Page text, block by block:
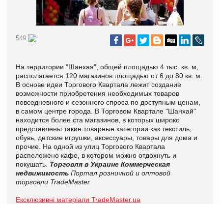
549
На территории "Шанхая", общей площадью 4 тыс. кв. м,
располагается 120 магазинов площадью от 6 до 80 кв. м.
В основе идеи Торгового Квартала лежит создание
возможности приобретения необходимых товаров
повседневного и сезонного спроса по доступным ценам,
в самом центре города. В Торговом Квартале "Шанхай"
находится более ста магазинов, в которых широко
представлены такие товарные категории как текстиль,
обувь, детские игрушки, аксессуары, товары для дома и
прочие. На одной из улиц Торгового Квартала
расположено кафе, в котором можно отдохнуть и
покушать. Торговля в Украине Коммерческая
недвижимость Портал розничной и оптовой
торговли TradeMaster
Ексклюзивні матеріали TradeMaster.ua